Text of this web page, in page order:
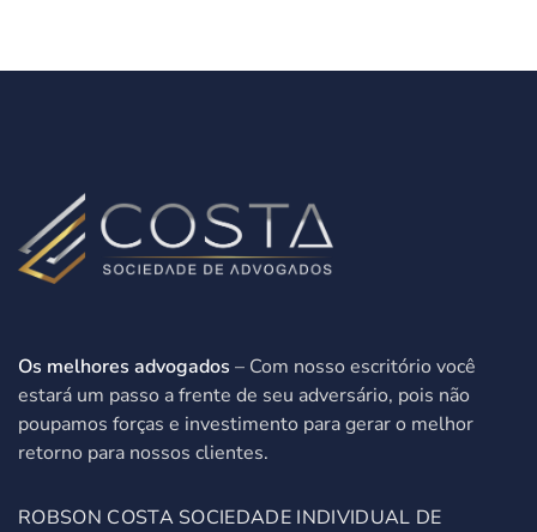
Os melhores advogados – Com nosso escritório você
estará um passo a frente de seu adversário, pois não
poupamos forças e investimento para gerar o melhor
retorno para nossos clientes.
ROBSON COSTA SOCIEDADE INDIVIDUAL DE